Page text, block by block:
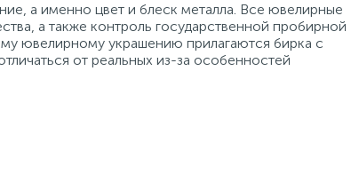
а именно цвет и блеск металла. Все ювелирные
а также контроль государственной пробирной
ювелирному украшению прилагаются бирка с
от реальных из-за особенностей